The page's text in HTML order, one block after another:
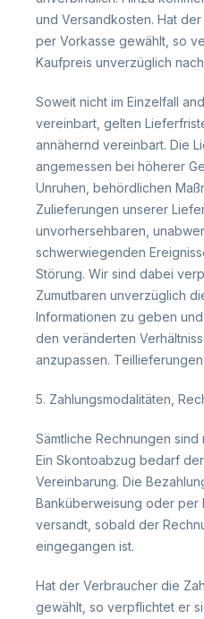
und Versandkosten. Hat
per Vorkasse gewählt, so
Kaufpreis unverzüglich
Soweit nicht im Einzelfall
vereinbart, gelten
annähernd vereinbart. Die
angemessen bei höherer
Unruhen, behördlichen
Zulieferungen unserer
unvorhersehbaren,
schwerwiegenden
Störung. Wir sind dabei
Zumutbaren unverzüglich
Informationen zu geben
den veränderten
anzupassen.
5. Zahlungsmodalitäten,
Sämtliche Rechnungen
Ein Skontoabzug bedarf
Vereinbarung. Die
Banküberweisung oder per
versandt, sobald der
eingegangen ist.
Hat der Verbraucher die
gewählt, so verpflichtet er